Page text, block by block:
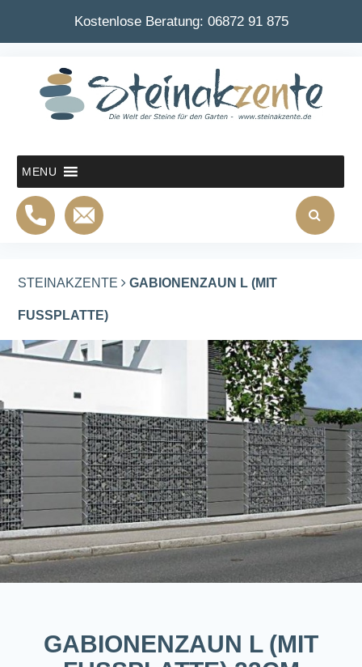
Kostenlose Beratung: 06872 91 875
MENU
STEINAKZENTE GABIONENZAUN L (MIT
FUSSPLATTE)
GABIONENZAUN L (MIT